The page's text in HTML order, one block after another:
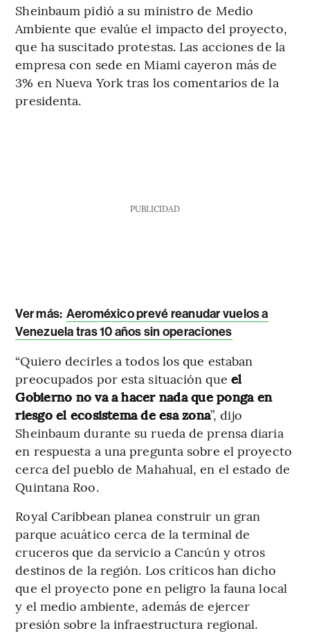
Sheinbaum pidió a su ministro de Medio
Ambiente que evalúe el impacto del proyecto,
que ha suscitado protestas. Las acciones de la
empresa con sede en Miami cayeron más de
3% en Nueva York tras los comentarios de la
presidenta.
PUBLICIDAD
Ver más: Aeroméxico prevé reanudar vuelos a
Venezuela tras 10 años sin operaciones
“Quiero decirles a todos los que estaban
preocupados por esta situación que el
Gobierno no va a hacer nada que ponga en
riesgo el ecosistema de esa zona”, dijo
Sheinbaum durante su rueda de prensa diaria
en respuesta a una pregunta sobre el proyecto
cerca del pueblo de Mahahual, en el estado de
Quintana Roo.
Royal Caribbean planea construir un gran
parque acuático cerca de la terminal de
cruceros que da servicio a Cancún y otros
destinos de la región. Los críticos han dicho
que el proyecto pone en peligro la fauna local
y el medio ambiente, además de ejercer
presión sobre la infraestructura regional.